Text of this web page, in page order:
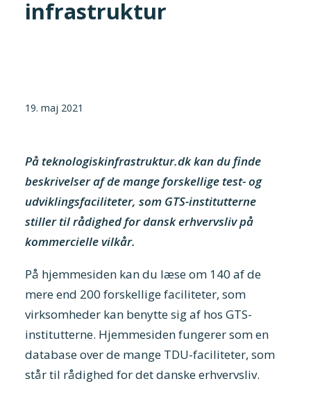
Search
Kontakt
English
Danske Testfaciliteter
infrastruktur
19. maj 2021
På teknologiskinfrastruktur.dk kan du finde
beskrivelser af de mange forskellige test- og
udviklingsfaciliteter, som GTS-institutterne
stiller til rådighed for dansk erhvervsliv på
kommercielle vilkår.
På hjemmesiden kan du læse om 140 af de
mere end 200 forskellige faciliteter, som
virksomheder kan benytte sig af hos GTS-
institutterne. Hjemmesiden fungerer som en
database over de mange TDU-faciliteter, som
står til rådighed for det danske erhvervsliv.